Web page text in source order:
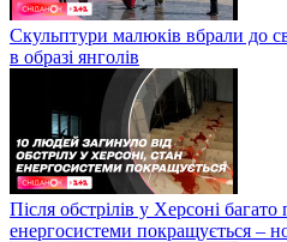
Скульптури малюків вбрали до
в образі янголів
Після обстрілів у Херсоні
енергосистеми покращується –